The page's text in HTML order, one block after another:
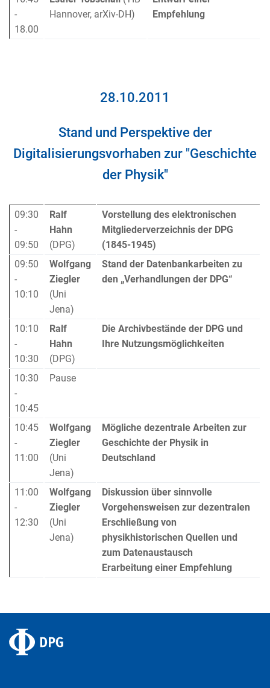
-
18.00
Hannover, arXiv-DH)
Empfehlung
28.10.2011
Stand und Perspektive der
Digitalisierungsvorhaben zur "Geschichte
der Physik"
09:30
-
09:50
Ralf
Hahn
(DPG)
Vorstellung des elektronischen
Mitgliederverzeichnis der DPG
(1845-1945)
09:50
-
10:10
Wolfgang
Ziegler
(Uni
Jena)
Stand der Datenbankarbeiten zu
den „Verhandlungen der DPG“
10:10
-
10:30
Ralf
Hahn
(DPG)
Die Archivbestände der DPG und
Ihre Nutzungsmöglichkeiten
10:30
-
10:45
Pause
10:45
-
11:00
Wolfgang
Ziegler
(Uni
Jena)
Mögliche dezentrale Arbeiten zur
Geschichte der Physik in
Deutschland
11:00
-
12:30
Wolfgang
Ziegler
(Uni
Jena)
Diskussion über sinnvolle
Vorgehensweisen zur dezentralen
Erschließung von
physikhistorischen Quellen und
zum Datenaustausch
Erarbeitung einer Empfehlung